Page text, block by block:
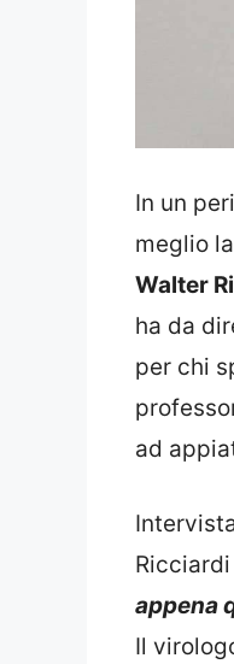
In un
meglio
Walter
ha da
per chi
ad
appena
Il